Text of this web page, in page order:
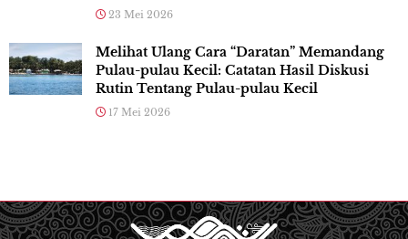
23 Mei 2026
Melihat Ulang Cara “Daratan” Memandang
Pulau-pulau Kecil: Catatan Hasil Diskusi
Rutin Tentang Pulau-pulau Kecil
17 Mei 2026